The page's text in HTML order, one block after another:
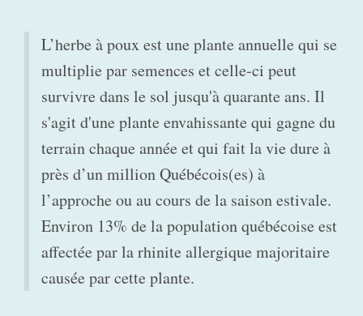
L’herbe à poux est une plante annuelle qui se
multiplie par semences et celle-ci peut
survivre dans le sol jusqu'à quarante ans. Il
s'agit d'une plante envahissante qui gagne du
terrain chaque année et qui fait la vie dure à
près d’un million Québécois(es) à
l’approche ou au cours de la saison estivale.
Environ 13% de la population québécoise est
affectée par la rhinite allergique majoritaire
causée par cette plante.